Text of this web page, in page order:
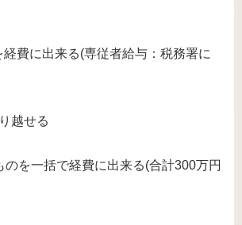
費に出来る(専従者給与：税務署に
越せる
のを一括で経費に出来る(合計300万円